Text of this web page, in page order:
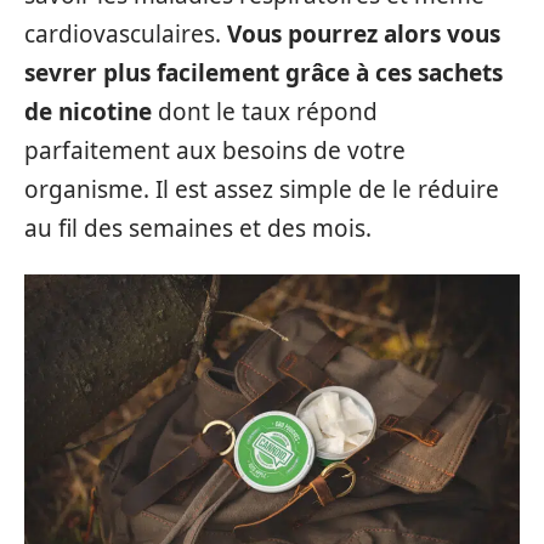
cardiovasculaires. Vous pourrez alors vous
sevrer plus facilement grâce à ces sachets
de nicotine dont le taux répond
parfaitement aux besoins de votre
organisme. Il est assez simple de le réduire
au fil des semaines et des mois.